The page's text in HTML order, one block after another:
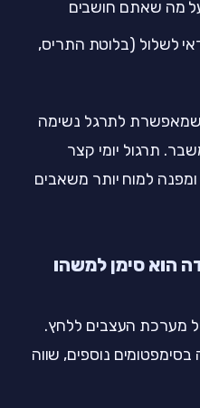
מה שאתם חושבים
לשלול (בלוטת התריס,
שמאפשרת לתרגל נשימה
תרגול יומי קצר
למוח יותר משאבים
הוא סימן למשהו
מערכת העצבים ללחץ.
נוספים, שווה